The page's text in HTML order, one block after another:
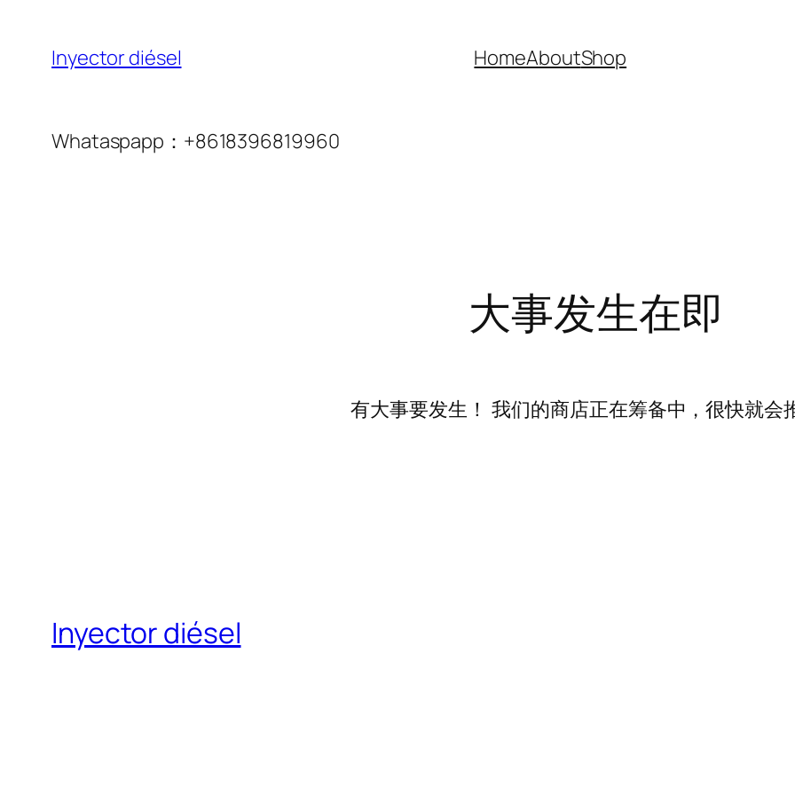
Inyector diésel HomeAboutShop
Whataspapp：+8618396819960
大事发生在即
有大事要发生！ 我们的商店正在筹备中，很快就会
Inyector diésel